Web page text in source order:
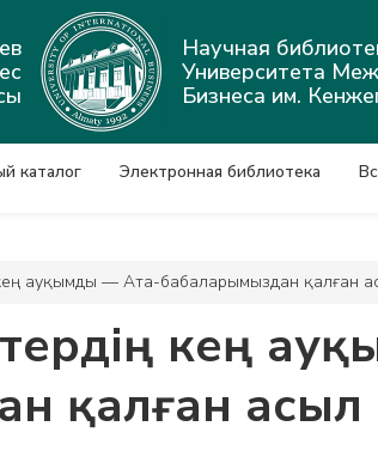
Научная
Университета
Бизнеса им.
каталог Электронная библиотека
кең ауқымды — Ата-бабаларымыздан қалған
кең
қалған асыл